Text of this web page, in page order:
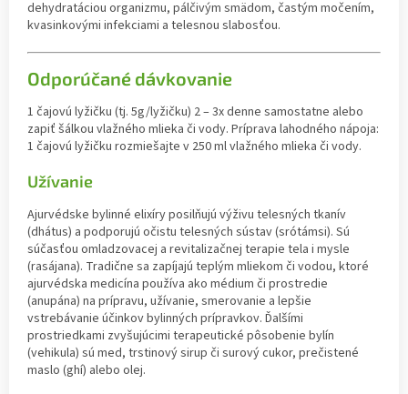
dehydratáciou organizmu, pálčivým smädom, častým močením,
kvasinkovými infekciami a telesnou slabosťou.
Odporúčané dávkovanie
1 čajovú lyžičku (tj. 5g/lyžičku) 2 – 3x denne samostatne alebo
zapiť šálkou vlažného mlieka či vody. Príprava lahodného nápoja:
1 čajovú lyžičku rozmiešajte v 250 ml vlažného mlieka či vody.
Užívanie
Ajurvédske bylinné elixíry posilňujú výživu telesných tkanív
(dhátus) a podporujú očistu telesných sústav (srótámsi). Sú
súčasťou omladzovacej a revitalizačnej terapie tela i mysle
(rasájana). Tradične sa zapíjajú teplým mliekom či vodou, ktoré
ajurvédska medicína používa ako médium či prostredie
(anupána) na prípravu, užívanie, smerovanie a lepšie
vstrebávanie účinkov bylinných prípravkov. Ďalšími
prostriedkami zvyšujúcimi terapeutické pôsobenie bylín
(vehikula) sú med, trstinový sirup či surový cukor, prečistené
maslo (ghí) alebo olej.